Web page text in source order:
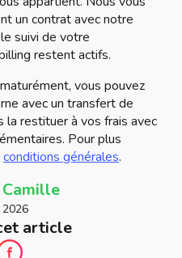
un contrat avec notre
suivi de votre
restent actifs.
vous pouvez
avec un transfert de
la restituer à vos frais avec
Pour plus
conditions générales.
Camille
2026
article